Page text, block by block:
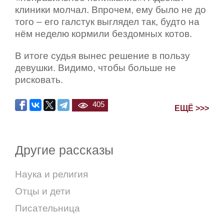
клиники молчал. Впрочем, ему было не до
того – его галстук выглядел так, будто на
нём неделю кормили бездомных котов.
В итоге судья вынес решение в пользу
девушки. Видимо, чтобы больше не
рисковать.
405 ЕЩЁ >>>
Другие рассказы
Наука и религия
Отцы и дети
Писательница